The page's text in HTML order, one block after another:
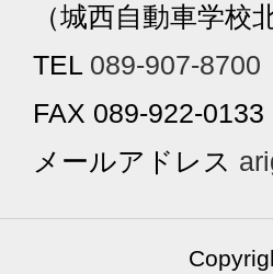
（城西自動車学校
TEL 089-907-8700
FAX 089-922-0133
メールアドレス